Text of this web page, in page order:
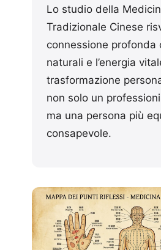
Lo studio della
Tradizionale Cinese
connessione profonda
naturali e l’energia
trasformazione
non solo un
ma una persona più
consapevole.